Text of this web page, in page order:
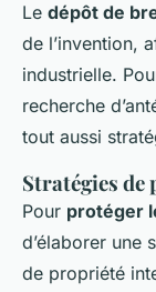
Le dépôt de
de l’invention,
industrielle.
recherche
tout aussi
Stratégies
Pour protéger
d’élaborer une
de propriété